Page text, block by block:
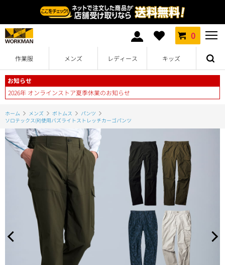
0
作業服 メンズ レディース キッズ
お知らせ
2026年 オンラインストア夏季休業のお知らせ
ホーム メンズ ボトムス
パンツ
ソロテックス(R)使用バズライトストレッチカーゴパンツ